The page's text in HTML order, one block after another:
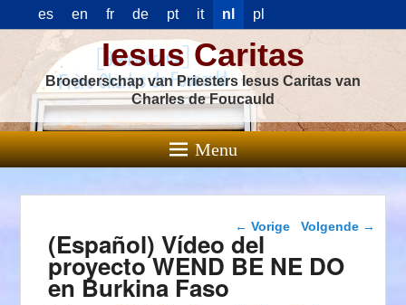
es en fr de pt it nl pl
Iesus Caritas
Broederschap van Priesters Iesus Caritas van
Charles de Foucauld
Menu
Berichtnavigatie
← Vorige Volgende →
(Español) Vídeo del
proyecto WEND BE NE DO
en Burkina Faso